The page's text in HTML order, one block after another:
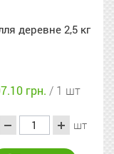
Задня
209.90 грн.